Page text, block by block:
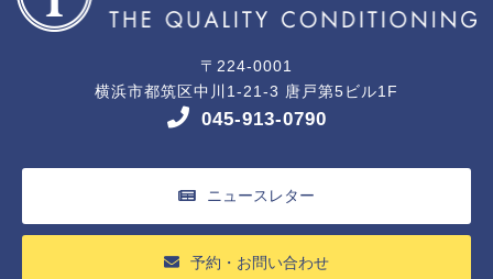
〒224-0001
横浜市都筑区中川1-21-3 唐戸第5ビル1F
045-913-0790
ニュースレター
予約・お問い合わせ